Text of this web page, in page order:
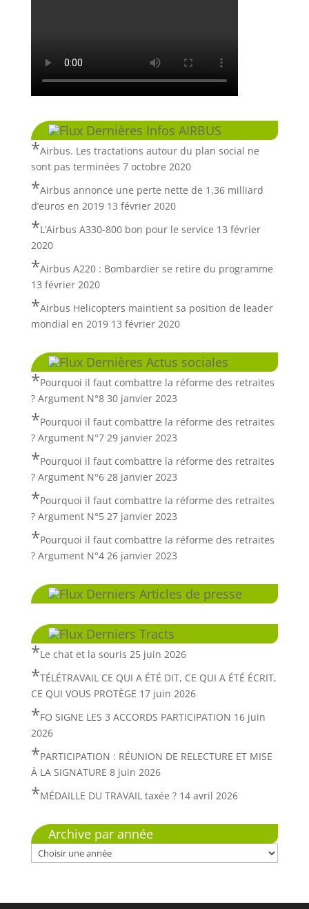
Dernières Infos AIRBUS
Airbus. Les tractations autour du plan social ne
sont pas terminées 7 octobre 2020
Airbus annonce une perte nette de 1,36 milliard
d’euros en 2019 13 février 2020
L’Airbus A330-800 bon pour le service 13 février
2020
Airbus A220 : Bombardier se retire du programme
13 février 2020
Airbus Helicopters maintient sa position de leader
mondial en 2019 13 février 2020
Dernières Actus sociales
Pourquoi il faut combattre la réforme des retraites
? Argument N°8 30 janvier 2023
Pourquoi il faut combattre la réforme des retraites
? Argument N°7 29 janvier 2023
Pourquoi il faut combattre la réforme des retraites
? Argument N°6 28 janvier 2023
Pourquoi il faut combattre la réforme des retraites
? Argument N°5 27 janvier 2023
Pourquoi il faut combattre la réforme des retraites
? Argument N°4 26 janvier 2023
Derniers Articles de presse
Derniers Tracts
Le chat et la souris 25 juin 2026
TÉLÉTRAVAIL CE QUI A ÉTÉ DIT, CE QUI A ÉTÉ ÉCRIT,
CE QUI VOUS PROTÈGE 17 juin 2026
FO SIGNE LES 3 ACCORDS PARTICIPATION 16 juin
2026
PARTICIPATION : RÉUNION DE RELECTURE ET MISE
À LA SIGNATURE 8 juin 2026
MÉDAILLE DU TRAVAIL taxée ? 14 avril 2026
Archive par année